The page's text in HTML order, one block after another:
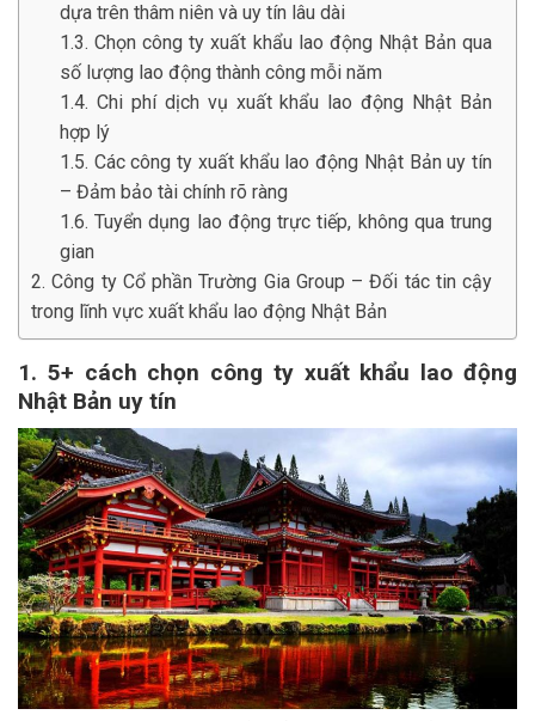
dựa trên thâm niên và uy tín lâu dài
1.3. Chọn công ty xuất khẩu lao động Nhật Bản qua
số lượng lao động thành công mỗi năm
1.4. Chi phí dịch vụ xuất khẩu lao động Nhật Bản
hợp lý
1.5. Các công ty xuất khẩu lao động Nhật Bản uy tín
– Đảm bảo tài chính rõ ràng
1.6. Tuyển dụng lao động trực tiếp, không qua trung
gian
2. Công ty Cổ phần Trường Gia Group – Đối tác tin cậy
trong lĩnh vực xuất khẩu lao động Nhật Bản
1. 5+ cách chọn công ty xuất khẩu lao động
Nhật Bản uy tín